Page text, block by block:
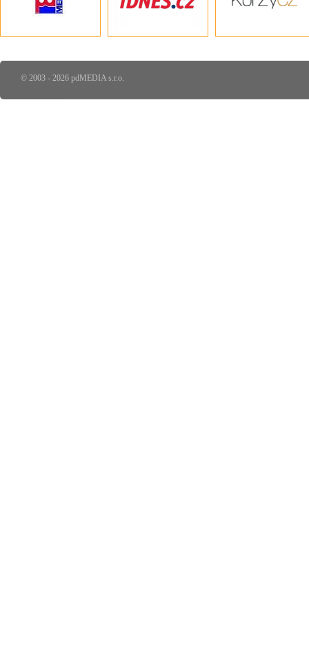
© 2003 - 2026 pdMEDIA s.r.o.